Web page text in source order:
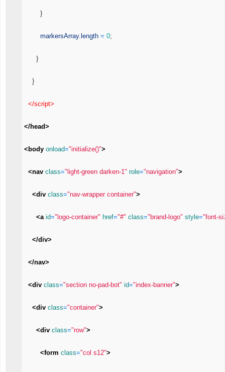
}
markersArray. length = 0;
}
}
</script>
</head>
<body onload="initialize()">
<nav class="light-green darken-1" role="navigation">
<div class="nav-wrapper container">
<a id="logo-container" href="#" class="brand-logo" style="font-
</div>
</nav>
<div class="section no-pad-bot" id="index-banner">
<div class="container">
<div class="row">
<form class="col s12">